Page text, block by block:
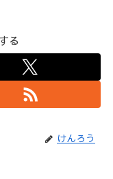
る
けんろう